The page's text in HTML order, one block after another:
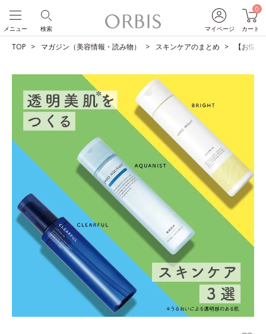
マイページ
0
カート
検索
メニュー
TOP マガジン（美容情報・読み物） スキンケアのまとめ 【お悩